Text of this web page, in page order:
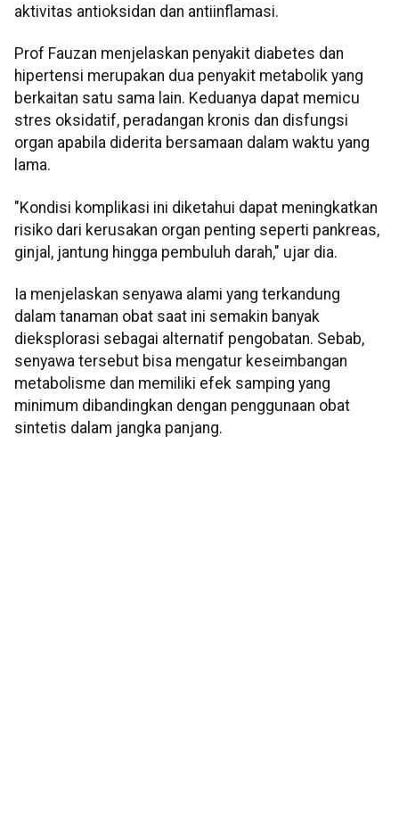
aktivitas antioksidan dan antiinflamasi.
Prof Fauzan menjelaskan penyakit diabetes dan
hipertensi merupakan dua penyakit metabolik yang
berkaitan satu sama lain. Keduanya dapat memicu
stres oksidatif, peradangan kronis dan disfungsi
organ apabila diderita bersamaan dalam waktu yang
lama.
"Kondisi komplikasi ini diketahui dapat meningkatkan
risiko dari kerusakan organ penting seperti pankreas,
ginjal, jantung hingga pembuluh darah," ujar dia.
Ia menjelaskan senyawa alami yang terkandung
dalam tanaman obat saat ini semakin banyak
dieksplorasi sebagai alternatif pengobatan. Sebab,
senyawa tersebut bisa mengatur keseimbangan
metabolisme dan memiliki efek samping yang
minimum dibandingkan dengan penggunaan obat
sintetis dalam jangka panjang.